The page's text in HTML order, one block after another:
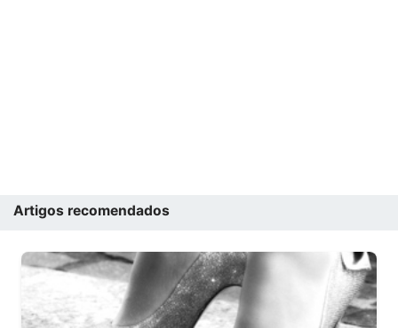
Artigos recomendados